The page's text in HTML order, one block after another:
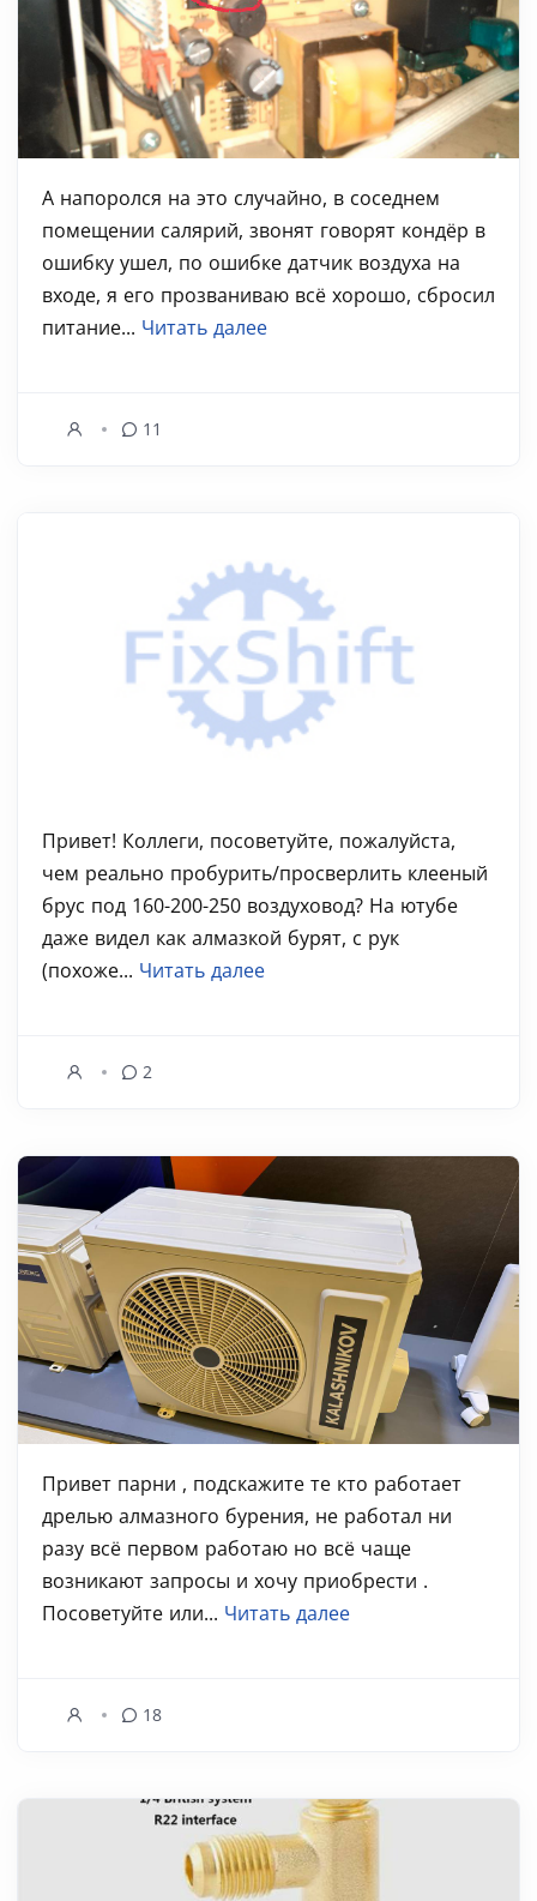
А напоролся на это случайно, в соседнем
помещении салярий, звонят говорят кондёр в
ошибку ушел, по ошибке датчик воздуха на
входе, я его прозваниваю всё хорошо, сбросил
питание... Читать далее
11
Привет! Коллеги, посоветуйте, пожалуйста,
чем реально пробурить/просверлить клееный
брус под 160-200-250 воздуховод? На ютубе
даже видел как алмазкой бурят, с рук
(похоже... Читать далее
2
Привет парни , подскажите те кто работает
дрелью алмазного бурения, не работал ни
разу всё первом работаю но всё чаще
возникают запросы и хочу приобрести .
Посоветуйте или... Читать далее
18